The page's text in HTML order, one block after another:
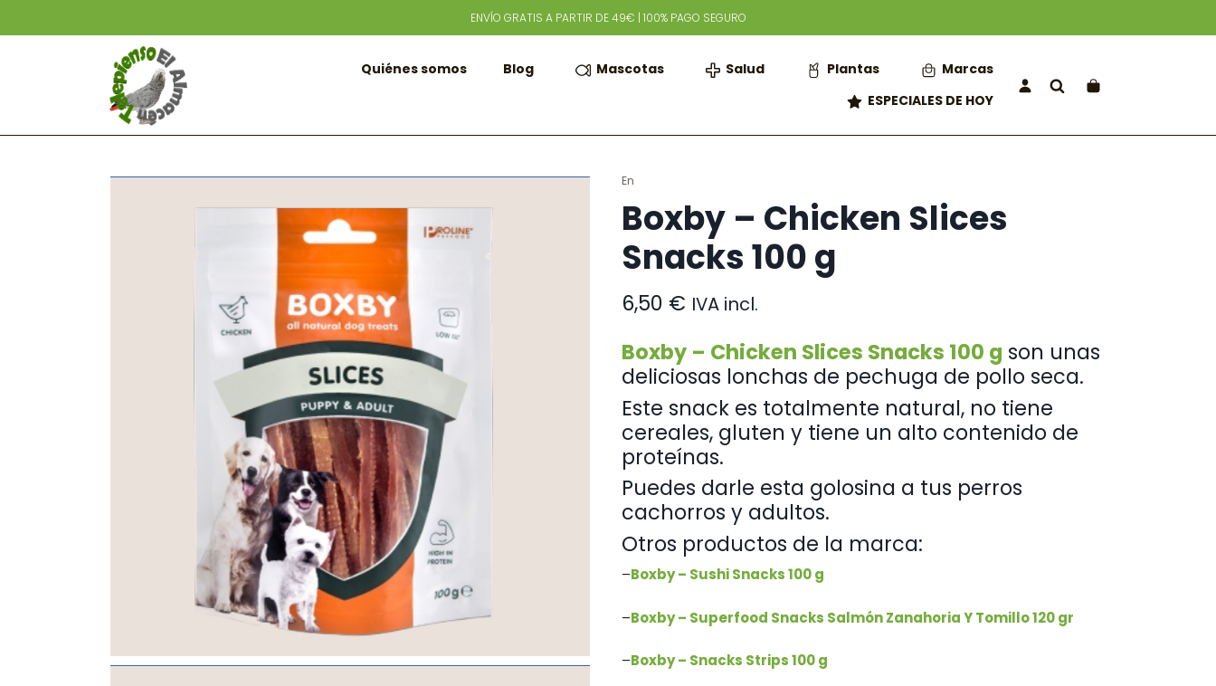
ENVÍO GRATIS A PARTIR DE 49€ | 100% PAGO SEGURO
Quiénes somos Blog Mascotas Salud Plantas
Marcas
ESPECIALES DE HOY
En
Boxby – Chicken Slices
Snacks 100 g
6,50 € IVA incl.
Boxby – Chicken Slices Snacks 100 g son unas
deliciosas lonchas de pechuga de pollo seca.
Este snack es totalmente natural, no tiene
cereales, gluten y tiene un alto contenido de
proteínas.
Puedes darle esta golosina a tus perros
cachorros y adultos.
Otros productos de la marca:
–Boxby – Sushi Snacks 100 g
–Boxby – Superfood Snacks Salmón Zanahoria Y Tomillo 120 gr
–Boxby – Snacks Strips 100 g